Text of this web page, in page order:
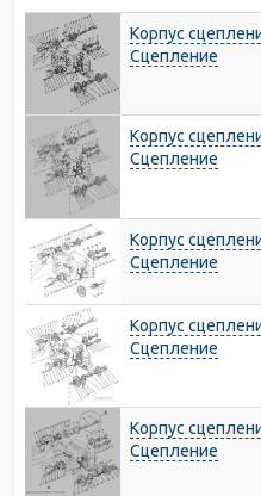
Корпус
Сцепление
Корпус
Сцепление
Корпус
Сцепление
Корпус
Сцепление
Корпус
Сцепление